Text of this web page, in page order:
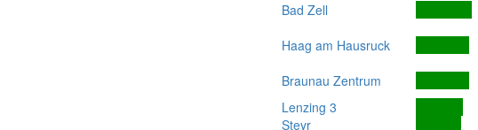
Bad Zell
Haag am Hausruck
Braunau Zentrum
Lenzing 3
Steyr